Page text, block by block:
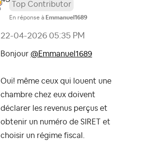
Top Contributor
En réponse à Emmanuel1689
‎22-04-2026 05:35 PM
Bonjour @Emmanuel1689
Oui! même ceux qui louent une
chambre chez eux doivent
déclarer les revenus perçus et
obtenir un numéro de SIRET et
choisir un régime fiscal.